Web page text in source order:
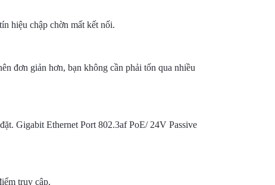
hiệu chập chờn mất kết nối.
đơn giản hơn, bạn không cần phải tốn qua nhiều
Gigabit Ethernet Port 802.3af PoE/ 24V Passive
truy cập.